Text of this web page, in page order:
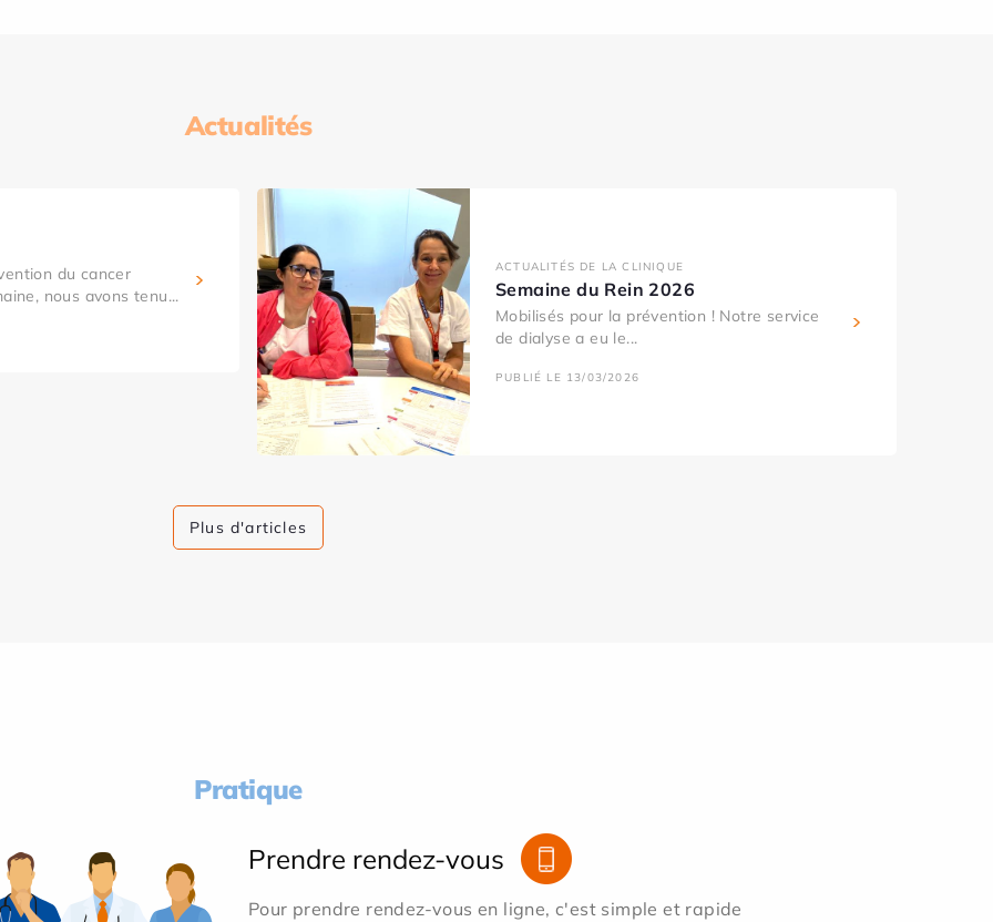
Actualités
du cancer
nous avons tenu...
ACTUALITÉS DE LA CLINIQUE
Semaine du Rein 2026
Mobilisés pour la prévention ! Notre service
de dialyse a eu le...
PUBLIÉ LE 13/03/2026
Plus d'articles
Pratique
Prendre rendez-vous
Pour prendre rendez-vous en ligne, c'est simple et rapide